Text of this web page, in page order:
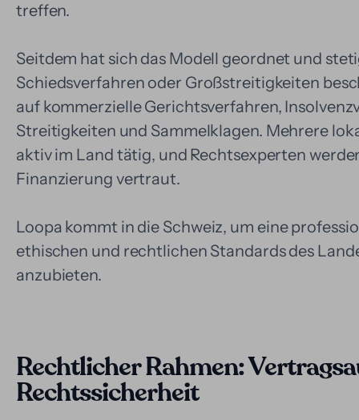
treffen.
Seitdem hat sich das Modell geordnet und
Schiedsverfahren oder Großstreitigkeiten
auf kommerzielle Gerichtsverfahren,
Streitigkeiten und Sammelklagen. Mehrere
aktiv im Land tätig, und Rechtsexperten
Finanzierung vertraut.
Loopa kommt in die Schweiz, um eine
ethischen und rechtlichen Standards des
anzubieten.
Rechtlicher Rahmen:
Rechtssicherheit